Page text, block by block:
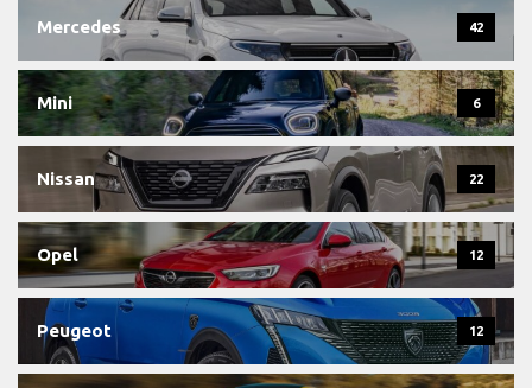
Mercedes 42
Mini 6
Nissan 22
Opel 12
Peugeot 12